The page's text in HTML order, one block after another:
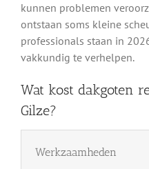
kunnen problemen
ontstaan soms kleine
professionals staan in
vakkundig te verhelpen.
Wat kost dakgoten
Gilze?
Werkzaamheden